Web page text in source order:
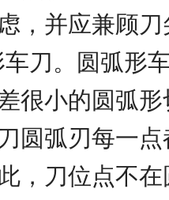
，并应兼顾
刀。圆弧形
很小的圆弧
圆弧刃每一
，刀位点不